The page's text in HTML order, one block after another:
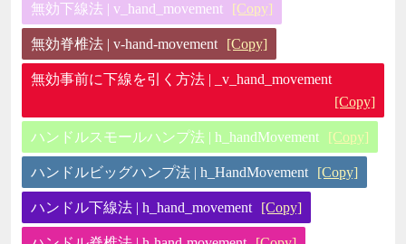
無効下線法 | v_hand_movement [Copy]
無効脊椎法 | v-hand-movement [Copy]
無効事前に下線を引く方法 | _v_hand_movement
[Copy]
ハンドルスモールハンプ法 | h_handMovement [Copy]
ハンドルビッグハンプ法 | h_HandMovement [Copy]
ハンドル下線法 | h_hand_movement [Copy]